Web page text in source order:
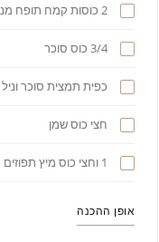
2 כוסות קמח תופח מנופה
3/4 כוס סוכר
כפית תמצית סוכר וניל
חצי כוס שמן
1 וחצי כוס מיץ תפוזים
אופן ההכנה